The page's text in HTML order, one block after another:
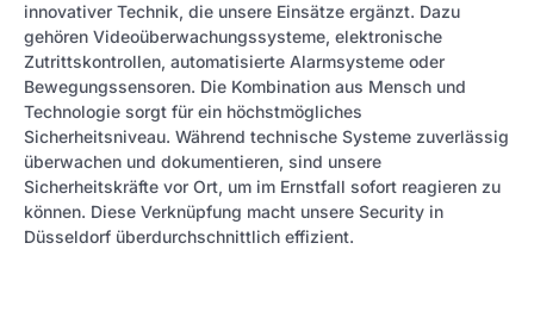
innovativer Technik, die unsere Einsätze ergänzt. Dazu
gehören Videoüberwachungssysteme, elektronische
Zutrittskontrollen, automatisierte Alarmsysteme oder
Bewegungssensoren. Die Kombination aus Mensch und
Technologie sorgt für ein höchstmögliches
Sicherheitsniveau. Während technische Systeme zuverlässig
überwachen und dokumentieren, sind unsere
Sicherheitskräfte vor Ort, um im Ernstfall sofort reagieren zu
können. Diese Verknüpfung macht unsere Security in
Düsseldorf überdurchschnittlich effizient.